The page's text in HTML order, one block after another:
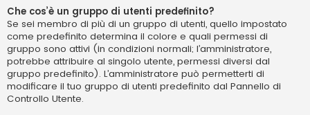
Che cos’è un gruppo di utenti predefinito?
Se sei membro di più di un gruppo di utenti, quello impostato
come predefinito determina il colore e quali permessi di
gruppo sono attivi (in condizioni normali; l’amministratore,
potrebbe attribuire al singolo utente, permessi diversi dal
gruppo predefinito). L’amministratore può permetterti di
modificare il tuo gruppo di utenti predefinito dal Pannello di
Controllo Utente.